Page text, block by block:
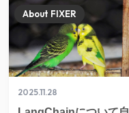
2025.11.28
About FIXER